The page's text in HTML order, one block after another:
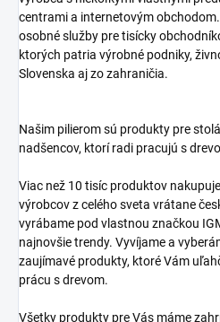
centrami a internetovým
osobné služby pre tisícky
ktorých patria výrobné podniky,
Slovenska aj zo zahraničia.
Našim pilierom sú produkty pre
nadšencov, ktorí radi pracujú s
Viac než 10 tisíc produktov
výrobcov z celého sveta vrátane
vyrábame pod vlastnou značkou
najnovšie trendy. Vyvíjame a
zaujímavé produkty, ktoré Vám
prácu s drevom.
Všetky produkty pre Vás máme